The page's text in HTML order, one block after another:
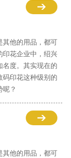
其他的用品，都可
印花企业中，绍兴
名度。其实现在的
码印花这种级别的
呢？
其他的用品，都可